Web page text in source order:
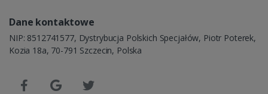
Dane kontaktowe
NIP: 8512741577, Dystrybucja Polskich Specjałów, Piotr Poterek,
Kozia 18a, 70-791 Szczecin, Polska